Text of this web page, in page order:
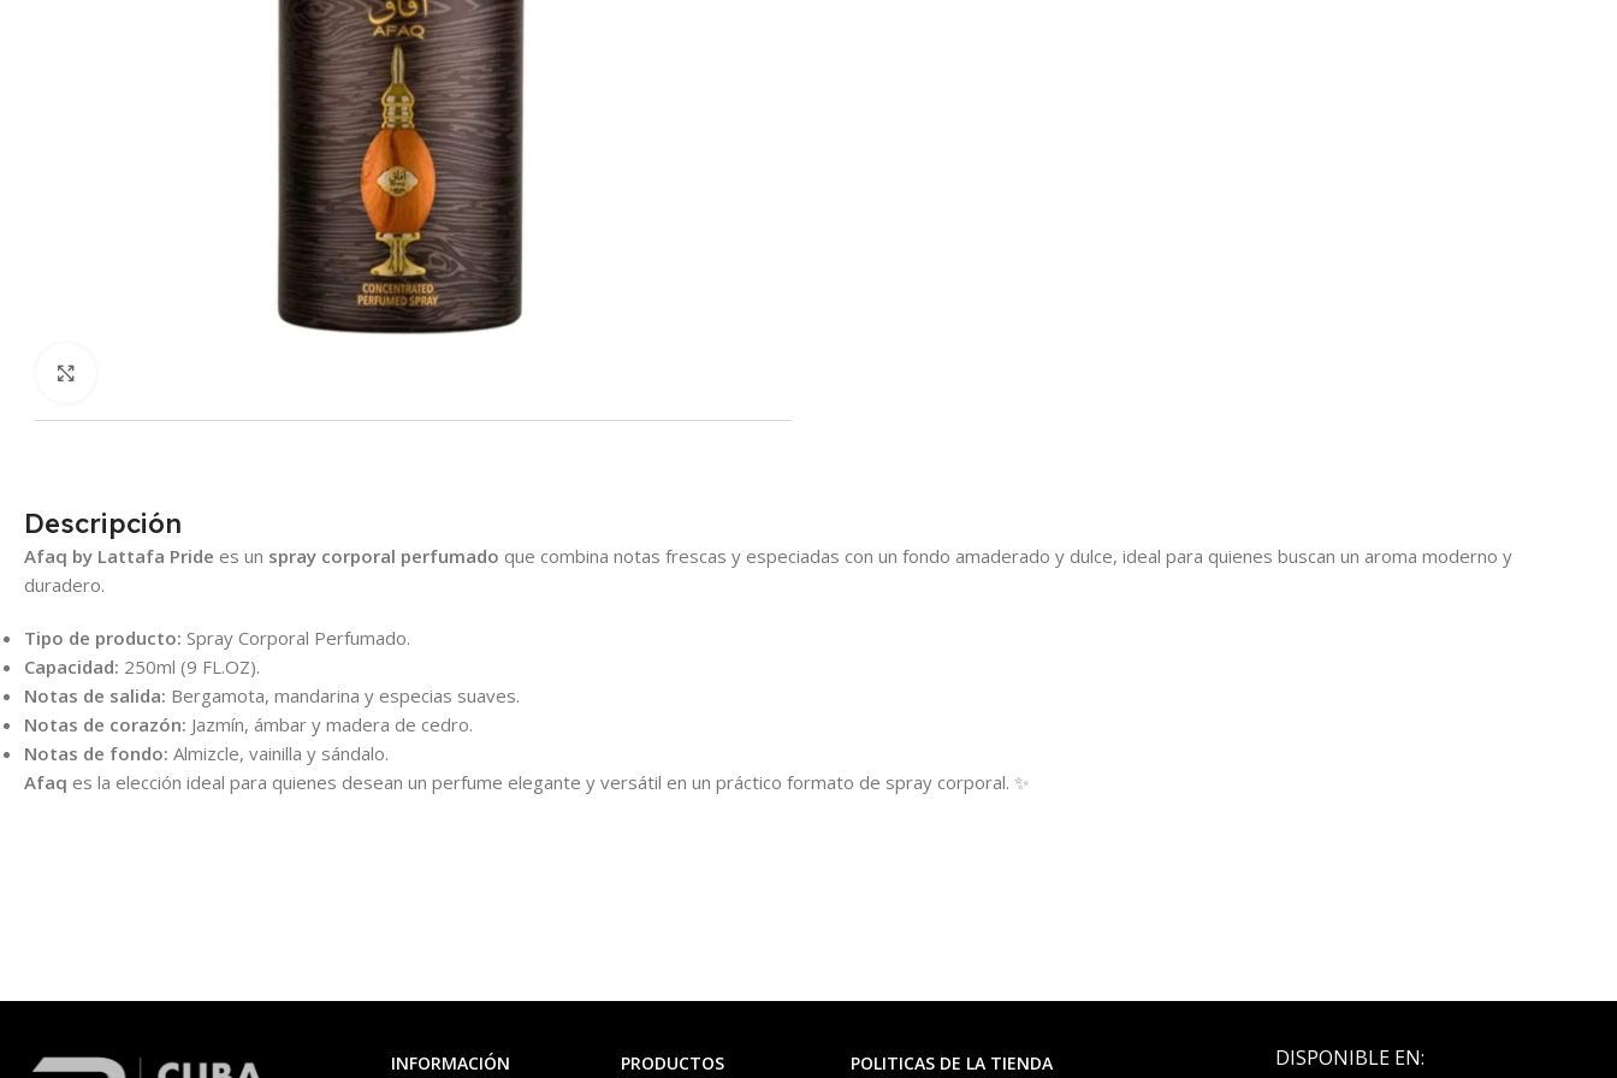
Descripción
Afaq by Lattafa Pride es un spray corporal perfumado que combina notas frescas y especiadas con un fondo amaderado y dulce, ideal para quienes buscan un aroma moderno y
duradero.
Tipo de producto: Spray Corporal Perfumado.
Capacidad: 250ml (9 FL.OZ).
Notas de salida: Bergamota, mandarina y especias suaves.
Notas de corazón: Jazmín, ámbar y madera de cedro.
Notas de fondo: Almizcle, vainilla y sándalo.
Afaq es la elección ideal para quienes desean un perfume elegante y versátil en un práctico formato de spray corporal. ✨
INFORMACIÓN PRODUCTOS POLITICAS DE LA TIENDA DISPONIBLE EN: